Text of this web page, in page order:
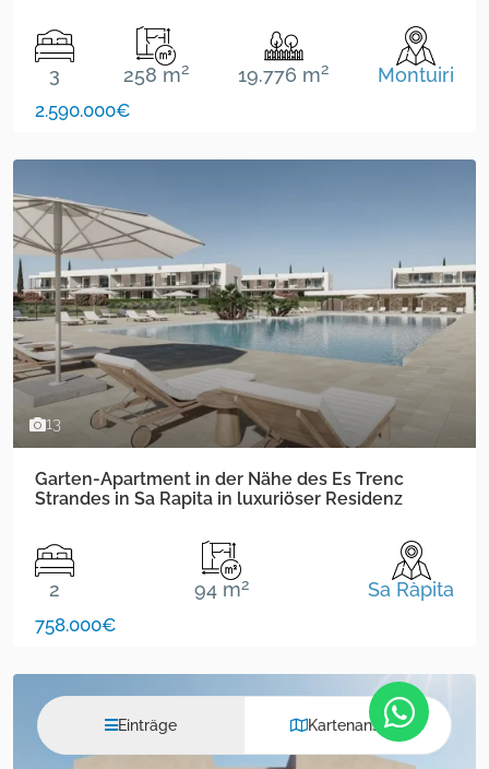
3 258 m2 19.776 m2 Montuiri
2.590.000€
13
Garten-Apartment in der Nähe des Es Trenc
Strandes in Sa Rapita in luxuriöser Residenz
2 94 m2 Sa Ràpita
758.000€
Einträge Kartenansicht